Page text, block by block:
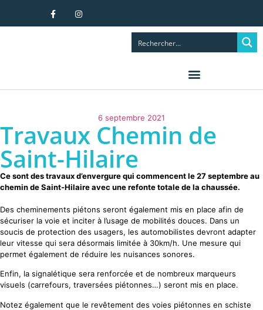
6 septembre 2021
Travaux Chemin de
Saint-Hilaire
Ce sont des travaux d’envergure qui commencent le 27 septembre au
chemin de Saint-Hilaire avec une refonte totale de la chaussée.
Des cheminements piétons seront également mis en place afin de
sécuriser la voie et inciter à l’usage de mobilités douces. Dans un
soucis de protection des usagers, les automobilistes devront adapter
leur vitesse qui sera désormais limitée à 30km/h. Une mesure qui
permet également de réduire les nuisances sonores.
Enfin, la signalétique sera renforcée et de nombreux marqueurs
visuels (carrefours, traversées piétonnes…) seront mis en place.
Notez également que le revêtement des voies piétonnes en schiste